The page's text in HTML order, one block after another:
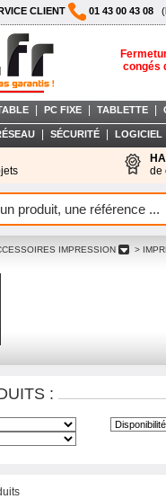
CLIENT 01 43 00 43 08
congés
PC FIXE TABLETTE
SÉCURITÉ LOGICIEL
de
IMPRESSION >
: